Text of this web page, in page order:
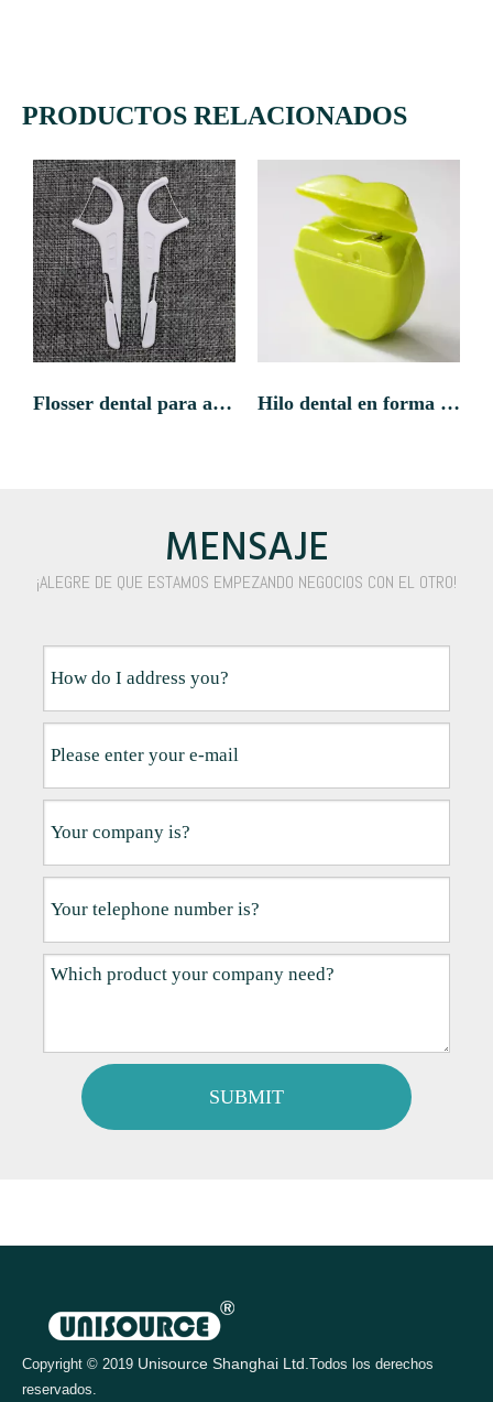
PRODUCTOS RELACIONADOS
Flosser dental para adultos con cepillo interdental Hilo dental en forma de manzana
MENSAJE
¡ALEGRE DE QUE ESTAMOS EMPEZANDO NEGOCIOS CON EL OTRO!
SUBMIT
Copyright © 2019 Unisource Shanghai Ltd. Todos los derechos
reservados.